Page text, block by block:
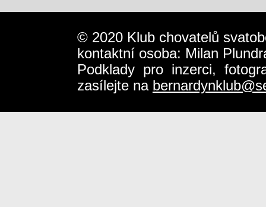
© 2020 Klub chovatelů
kontaktní osoba: Milan
Podklady pro inzerci,
zasílejte na